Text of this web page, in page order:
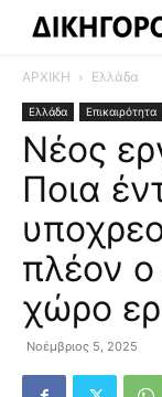
ΑΡΧΙΚΗ Ελλάδα
Ελλάδα Επικαιρότητα
Νέος
Ποια
πλέον ο
χώρο
Νοέμβριος 5, 2025